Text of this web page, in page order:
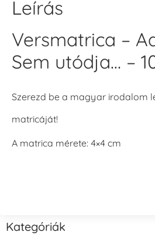
Leírás
Versmatrica –
Sem utódja… –
Szerezd be a magyar irodalom
matricáját!
A matrica mérete: 4×4 cm
Kategóriák